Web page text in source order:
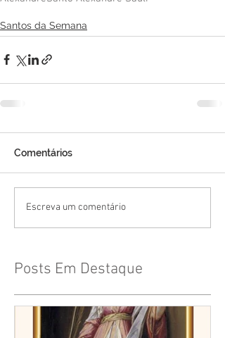
Santos da Semana
Comentários
Escreva um comentário
Posts Em Destaque